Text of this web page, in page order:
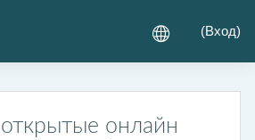
(Вход)
онлайн